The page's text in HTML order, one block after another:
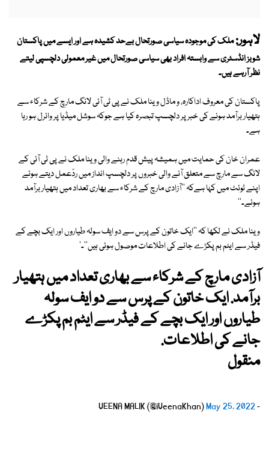
لاہور:ملک کی موجودہ سیاسی صورتحال بےحد کشیدہ ہے اور ایسے میں پاکستان
شوبز انڈسٹری سے وابستہ افراد بھی سیاسی صورتحال میں غیر معمولی دلچسپی لیتے
نظر آرہے ہیں۔
پاکستان کی معروف اداکارہ، و ماڈل وینا ملک نے پی ٹی آئی لانگ مارچ کے شرکاء سے
ہتھیار برآمد ہونے کی خبر پر دلچسپ تبصرہ کیا ہے جوکہ سوشل میڈیا پر وائرل ہو رہا
ہے۔
عمران خان کی حمایت میں ہمیشہ پیش قدم رہنے والی وینا ملک نے پی ٹی آئی کے
لانگ سے مارچ سے متعلق آنے والی خبروں پر دلچسپ انداز میں ردّعمل دیتے ہوئے
اپنے ٹوئٹ میں کہا ہےکہ ''آزادی مارچ کے شرکاء سے بھاری تعداد میں ہتھیار برآمد
ہوئے۔''
وینا ملک نے لکھا کہ ''ایک خاتون کے پرس سے دو ایف سولہ طیاروں اور ایک بچے کے
فیڈر سے ایٹم بم پکڑے جانے کی اطلاعات موصول ہوئی ہیں''۔'
آزادی مارچ کے شرکاء سے بھاری تعداد میں ہتھیار
برآمد. ایک خاتون کے پرس سے دو ایف سولہ
طیاروں اور ایک بچے کے فیڈر سے ایٹم بم پکڑے
جانے کی اطلاعات.
منقول
- VEENA MALIK (@iVeenaKhan)
May 25, 2022